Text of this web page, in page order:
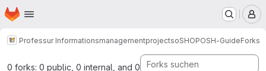
Zum Hauptinhalt springen
Startseite
Professur InformationsmanagementprojectsoSHOPOSH-GuideForks
0 forks: 0 public, 0 internal, and 0